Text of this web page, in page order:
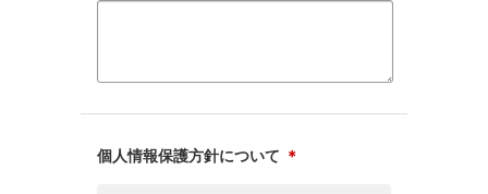
個人情報保護方針について ＊